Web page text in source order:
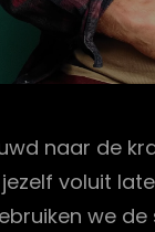
naar de
voluit
we de